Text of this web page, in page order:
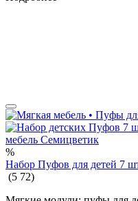
%
Набор Пуфов для детей 7
(5 72)